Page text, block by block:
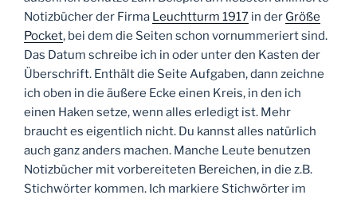
Notizbücher der Firma Leuchtturm 1917 in der Größe
Pocket, bei dem die Seiten schon vornummeriert sind.
Das Datum schreibe ich in oder unter den Kasten der
Überschrift. Enthält die Seite Aufgaben, dann zeichne
ich oben in die äußere Ecke einen Kreis, in den ich
einen Haken setze, wenn alles erledigt ist. Mehr
braucht es eigentlich nicht. Du kannst alles natürlich
auch ganz anders machen. Manche Leute benutzen
Notizbücher mit vorbereiteten Bereichen, in die z.B.
Stichwörter kommen. Ich markiere Stichwörter im